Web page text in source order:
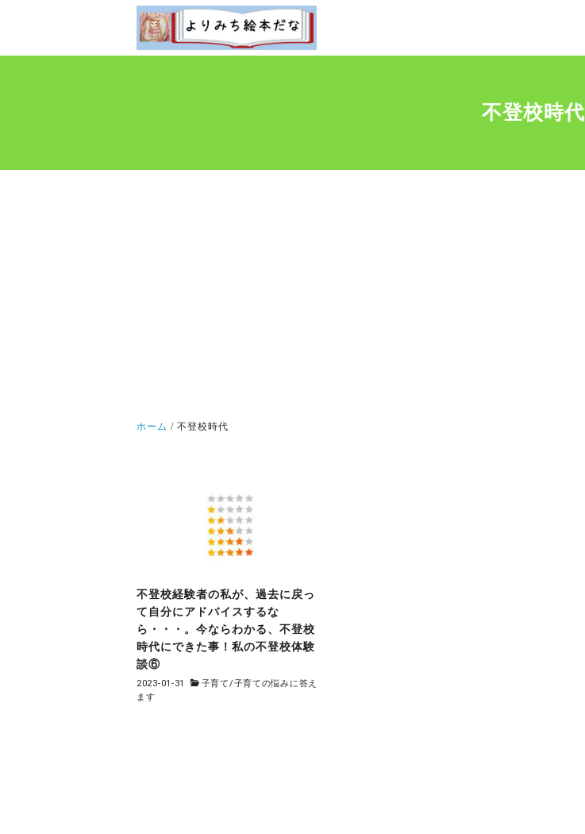
不登校時代
ホーム 不登校時代
不登校経験者の私が、過去に戻っ
て自分にアドバイスするな
ら・・・。今ならわかる、不登校
時代にできた事！私の不登校体験
談⑥
2023-01-31 子育て/子育ての悩みに答え
ます